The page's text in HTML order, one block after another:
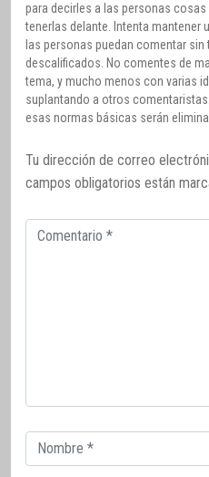
para decirles a las personas
tenerlas delante. Intenta mantener
las personas puedan comentar
descalificados. No comentes de
tema, y mucho menos con varias
suplantando a otros
esas normas básicas serán
Tu dirección de correo
campos obligatorios están
Comentario
Correo
electrónico